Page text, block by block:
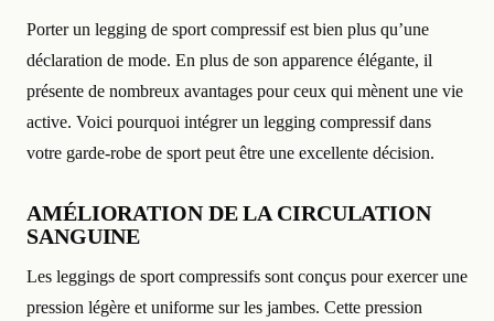
Porter un legging de sport compressif est bien plus qu’une
déclaration de mode. En plus de son apparence élégante, il
présente de nombreux avantages pour ceux qui mènent une vie
active. Voici pourquoi intégrer un legging compressif dans
votre garde-robe de sport peut être une excellente décision.
AMÉLIORATION DE LA CIRCULATION
SANGUINE
Les leggings de sport compressifs sont conçus pour exercer une
pression légère et uniforme sur les jambes. Cette pression